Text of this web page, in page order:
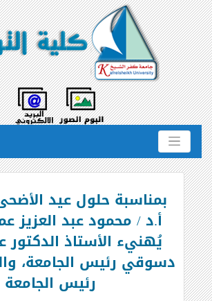
بمناسبة حلول عيد
أ.د / محمود عبد العزيز
يُهنيء الأستاذ الدكتور
دسوقي رئيس الجامعة،
رئيس الجامعة